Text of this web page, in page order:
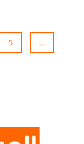
5 …